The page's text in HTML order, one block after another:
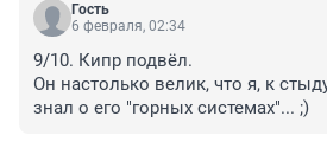
Гость
6 февраля, 02:34
9/10. Кипр подвёл.
Он настолько велик, что я, к
знал о его "горных системах"... ;)